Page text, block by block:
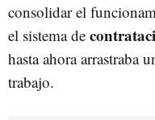
consolidar el
el sistema de
hasta ahora arrastraba
trabajo.